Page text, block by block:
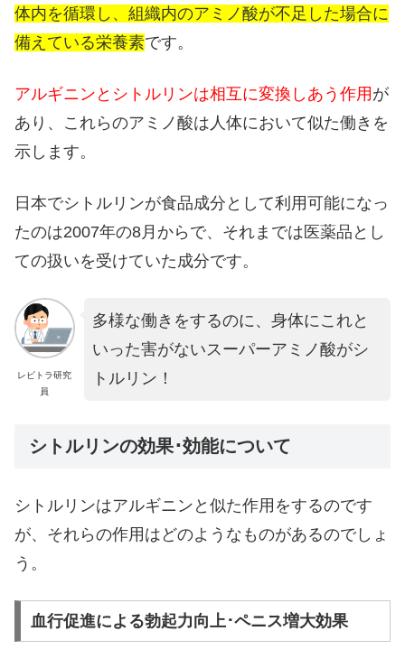
体内を循環し、組織内のアミノ酸が不足した場合に
備えている栄養素です。
アルギニンとシトルリンは相互に変換しあう作用 が
あり、これらのアミノ酸は人体において似た働きを
示します。
日本でシトルリンが食品成分として利用可能になっ
たのは2007年の8月からで、それまでは医薬品とし
ての扱いを受けていた成分です。
レビトラ研究
員
多様な働きをするのに、身体にこれと
いった害がないスーパーアミノ酸がシ
トルリン！
シトルリンの効果･効能について
シトルリンはアルギニンと似た作用をするのです
が、それらの作用はどのようなものがあるのでしょ
う。
血行促進による勃起力向上･ペニス増大効果